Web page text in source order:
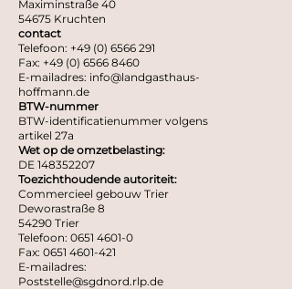
Maximinstraße 40
54675 Kruchten
contact
Telefoon: +49 (0) 6566 291
Fax: +49 (0) 6566 8460
E-mailadres: info@landgasthaus-
hoffmann.de
BTW-nummer
BTW-identificatienummer volgens
artikel 27a
Wet op de omzetbelasting:
DE 148352207
Toezichthoudende autoriteit:
Commercieel gebouw Trier
Deworastraße 8
54290 Trier
Telefoon: 0651 4601-0
Fax: 0651 4601-421
E-mailadres:
Poststelle@sgdnord.rlp.de